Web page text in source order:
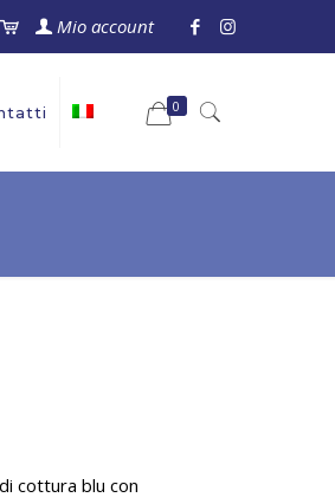
Mio account
0
cottura blu con